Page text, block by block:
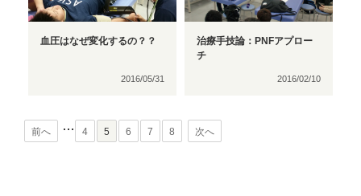
血圧はなぜ変化するの？？
2016/05/31
治療手技論：PNFアプロー
チ
2016/02/10
前へ … 4 5 6 7 8 次へ